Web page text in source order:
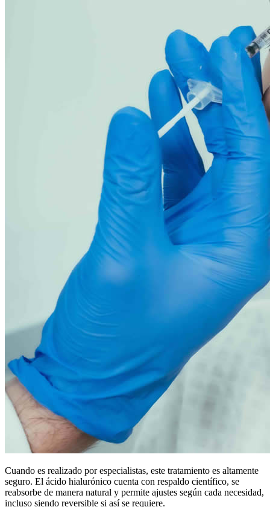
Cuando es realizado por especialistas, este tratamiento es altamente
seguro. El ácido hialurónico cuenta con respaldo científico, se
reabsorbe de manera natural y permite ajustes según cada necesidad,
incluso siendo reversible si así se requiere.